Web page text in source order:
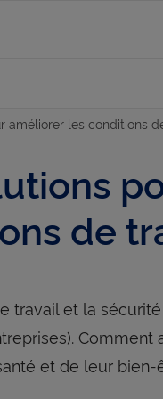
améliorer les conditions
de
travail et la
et de leur bien-